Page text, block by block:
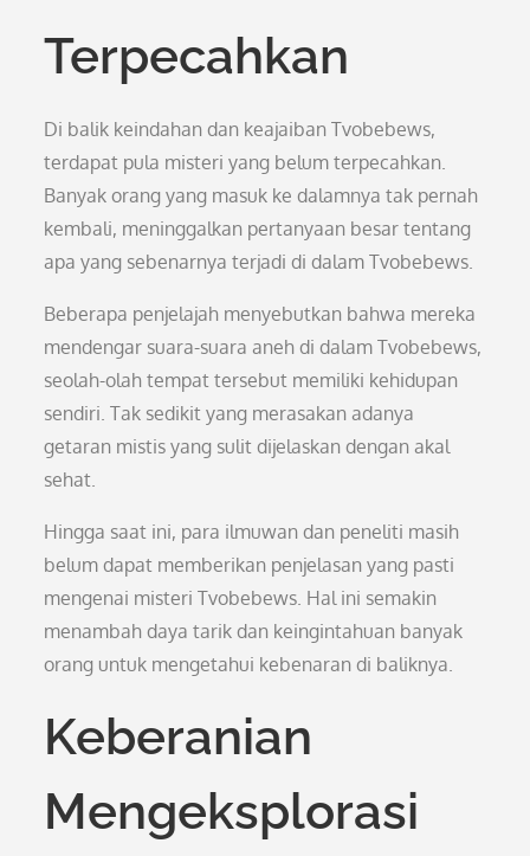
Terpecahkan
Di balik keindahan dan keajaiban Tvobebews,
terdapat pula misteri yang belum terpecahkan.
Banyak orang yang masuk ke dalamnya tak pernah
kembali, meninggalkan pertanyaan besar tentang
apa yang sebenarnya terjadi di dalam Tvobebews.
Beberapa penjelajah menyebutkan bahwa mereka
mendengar suara-suara aneh di dalam Tvobebews,
seolah-olah tempat tersebut memiliki kehidupan
sendiri. Tak sedikit yang merasakan adanya
getaran mistis yang sulit dijelaskan dengan akal
sehat.
Hingga saat ini, para ilmuwan dan peneliti masih
belum dapat memberikan penjelasan yang pasti
mengenai misteri Tvobebews. Hal ini semakin
menambah daya tarik dan keingintahuan banyak
orang untuk mengetahui kebenaran di baliknya.
Keberanian
Mengeksplorasi